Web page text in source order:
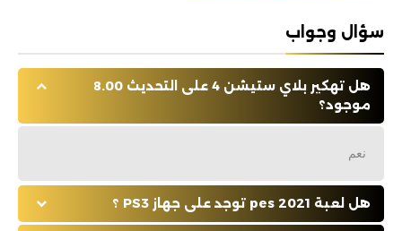
سؤال وجواب
هل تهكير بلاي ستيشن 4 على التحديث 8.00
موجود؟
نعم
هل لعبة pes 2021 توجد على جهاز PS3 ؟